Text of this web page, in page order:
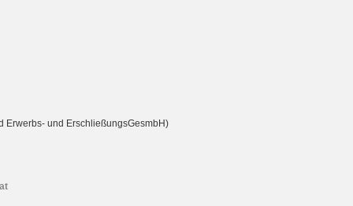
Erwerbs- und ErschließungsGesmbH)